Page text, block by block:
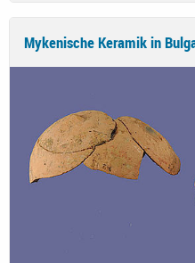
Mykenische Keramik in